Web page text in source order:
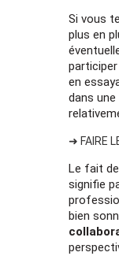
Si vous
plus en
en
dans
➜ FAIRE
Le fait
signifie
bien